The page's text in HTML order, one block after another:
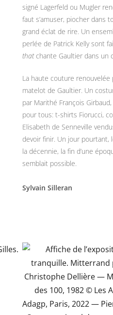
signé Lagerfeld ou Mugler
faut s’amuser, piocher dans
grand éclat de rire. Un
perlée de Patrick Kelly sont
that chante Gaultier dans un
La haute couture renouvelée
matelot de Gaultier. Un
par Marithé François
pour tous: t-shirts Fiorucci,
Elisabeth de Senneville
devoir finir. Un jour pourtant,
la décennie, la fin d’une
semblait possible.
Sylvain Silleran